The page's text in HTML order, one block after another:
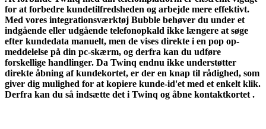
for at forbedre kundetilfredsheden og arbejde mere effektivt.
Med vores integrationsværktøj Bubble behøver du under et
indgående eller udgående telefonopkald ikke længere at søge
efter kundedata manuelt, men de vises direkte i en pop op-
meddelelse på din pc-skærm, og derfra kan du udføre
forskellige handlinger. Da Twinq endnu ikke understøtter
direkte åbning af kundekortet, er der en knap til rådighed, som
giver dig mulighed for at kopiere kunde-id'et med et enkelt klik.
Derfra kan du så indsætte det i Twinq og åbne kontaktkortet .